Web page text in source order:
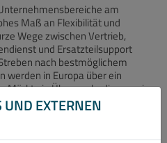
am
Maß an Flexibilität und
Wege zwischen Vertrieb,
und Ersatzteilsupport
nach bestmöglichem
werden in Europa über ein
Märkte in Übersee bedienen wir
eine schnelle Bearbeitung
und einen individuellen
seit Jahren zu schätzen
EXTERNEN